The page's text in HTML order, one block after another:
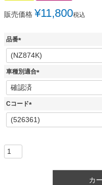
販売価格 ¥11,800税込
品番
(
必
須
車種別適合
(
Cコード
(
必
カ